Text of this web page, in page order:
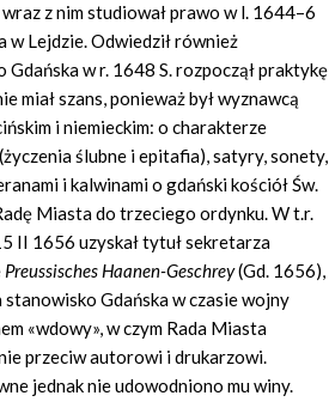
z nim studiował prawo w l. 1644–6
w Lejdzie. Odwiedził również
w r. 1648 S. rozpoczął praktykę
miał szans, ponieważ był wyznawcą
i niemieckim: o charakterze
ślubne i epitafia), satyry, sonety,
i kalwinami o gdański kościół Św.
Miasta do trzeciego ordynku. W t.r.
II 1656 uzyskał tytuł sekretarza
Preussisches Haanen-Geschrey(Gd. 1656),
Gdańska w czasie wojny
«wdowy», w czym Rada Miasta
przeciw autorowi i drukarzowi.
jednak nie udowodniono mu winy.